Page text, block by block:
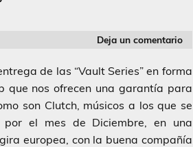
Deja un comentario
de las “Vault Series” en forma
que nos ofrecen una garantía para
son Clutch, músicos a los que se
por el mes de Diciembre, en una
europea, con la buena compañía